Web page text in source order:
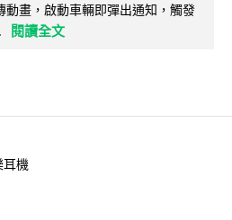
動畫，啟動車輛即彈出通知，觸發
閱讀全文
耳機